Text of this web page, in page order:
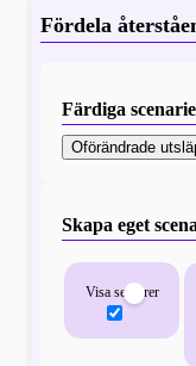
Fördela
Färdiga
Oförändrade
Skapa eget
Visa sektorer